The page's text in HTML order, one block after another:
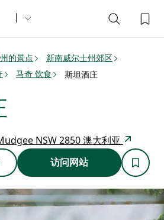
的景点
新南威尔士州郊区
马奇 饮食 斯坦酒庄
NSW 2850 澳大利亚
访问网站